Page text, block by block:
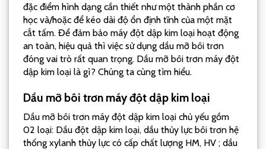
đặc điểm hình dạng cần thiết như một thành phần cơ
học và/hoặc để kéo dài độ ổn định tĩnh của một mặt
cắt tấm. Để đảm bảo máy đột dập kim loại hoạt động
an toàn, hiệu quả thì việc sử dụng dầu mỡ bôi trơn
đóng vai trò rất quan trọng. Dầu mỡ bôi trơn máy đột
dập kim loại là gì? Chúng ta cùng tìm hiểu.
Dầu mỡ bôi trơn máy đột dập kim loại
Dầu mỡ bôi trơn máy đột dập kim loại chủ yếu gồm
02 loại: Dầu đột dập kim loại, dầu thủy lực bôi trơn hệ
thống xylanh thủy lực có cấp chất lượng HM, HV ; dầu